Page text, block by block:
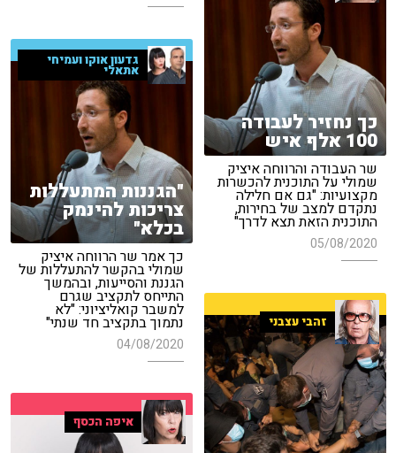
כך נחזיר לעבודה
100 אלף איש
שר העבודה והרווחה איציק
שמולי על התוכנית להכשרות
מקצועיות: "גם אם חלילה
נתקדם למצב של בחירות,
התוכנית הזאת תצא לדרך"
05/08/2020
גדעון אוקו ועמיחי
אתאלי
"הגננות המתעללות
צריכות להינמק
בכלא"
כך אמר שר הרווחה איציק
שמולי בהקשר להתעללות של
הגננת והסייעות, ובהמשך
התייחס לתקציב שגרם
למשבר קואליציוני: "לא
נתמוך בתקציב חד שנתי"
04/08/2020
זהבי עצבני
איפה הכסף